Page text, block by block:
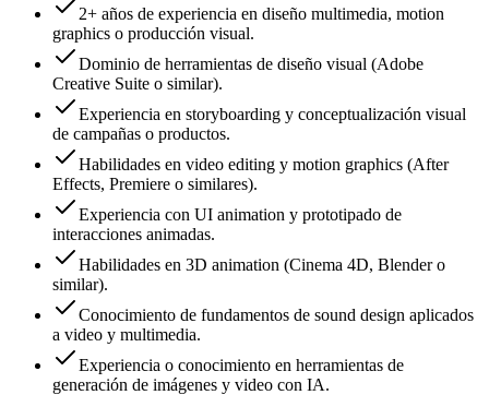
2+ años de experiencia en diseño multimedia, motion
graphics o producción visual.
Dominio de herramientas de diseño visual (Adobe
Creative Suite o similar).
Experiencia en storyboarding y conceptualización visual
de campañas o productos.
Habilidades en video editing y motion graphics (After
Effects, Premiere o similares).
Experiencia con UI animation y prototipado de
interacciones animadas.
Habilidades en 3D animation (Cinema 4D, Blender o
similar).
Conocimiento de fundamentos de sound design aplicados
a video y multimedia.
Experiencia o conocimiento en herramientas de
generación de imágenes y video con IA.